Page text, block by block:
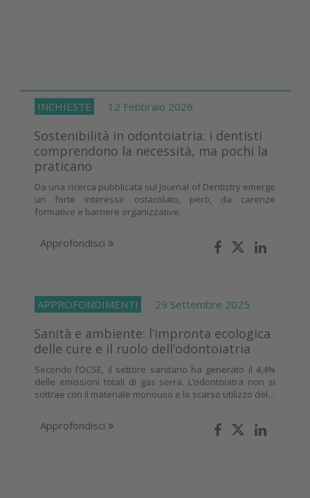
INCHIESTE 12 Febbraio 2026
Sostenibilità in odontoiatria: i dentisti
comprendono la necessità, ma pochi la
praticano
Da una ricerca pubblicata sul Journal of Dentistry emerge
un forte interesse ostacolato, però, da carenze
formative e barriere organizzative.
Approfondisci
APPROFONDIMENTI 29 Settembre 2025
Sanità e ambiente: l’impronta ecologica
delle cure e il ruolo dell’odontoiatria
Secondo l’OCSE, il settore sanitario ha generato il 4,4%
delle emissioni totali di gas serra. L’odontoiatra non si
sottrae con il materiale monouso e lo scarso utilizzo del...
Approfondisci